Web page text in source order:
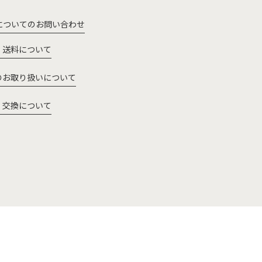
ついてのお問い合わせ
料について
お取り扱いについて
換について